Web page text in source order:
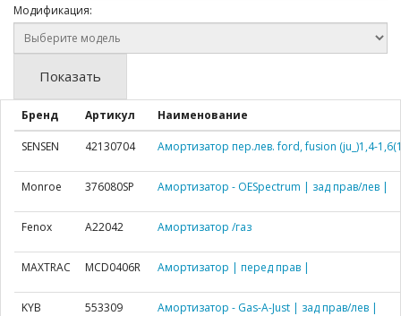
Модификация:
Показать
Бренд Артикул Наименование
SENSEN 42130704 Амортизатор пер.лев. ford, fusion (ju_)1,4-
Monroe 376080SP Амортизатор - OESpectrum | зад прав/лев |
Fenox A22042 Амортизатор /газ
MAXTRAC MCD0406R Амортизатор | перед прав |
KYB 553309 Амортизатор - Gas-A-Just | зад прав/лев |